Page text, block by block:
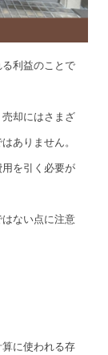
利益のことで
却にはさまざ
ありません。
を引く必要が
ない点に注意
に使われる存